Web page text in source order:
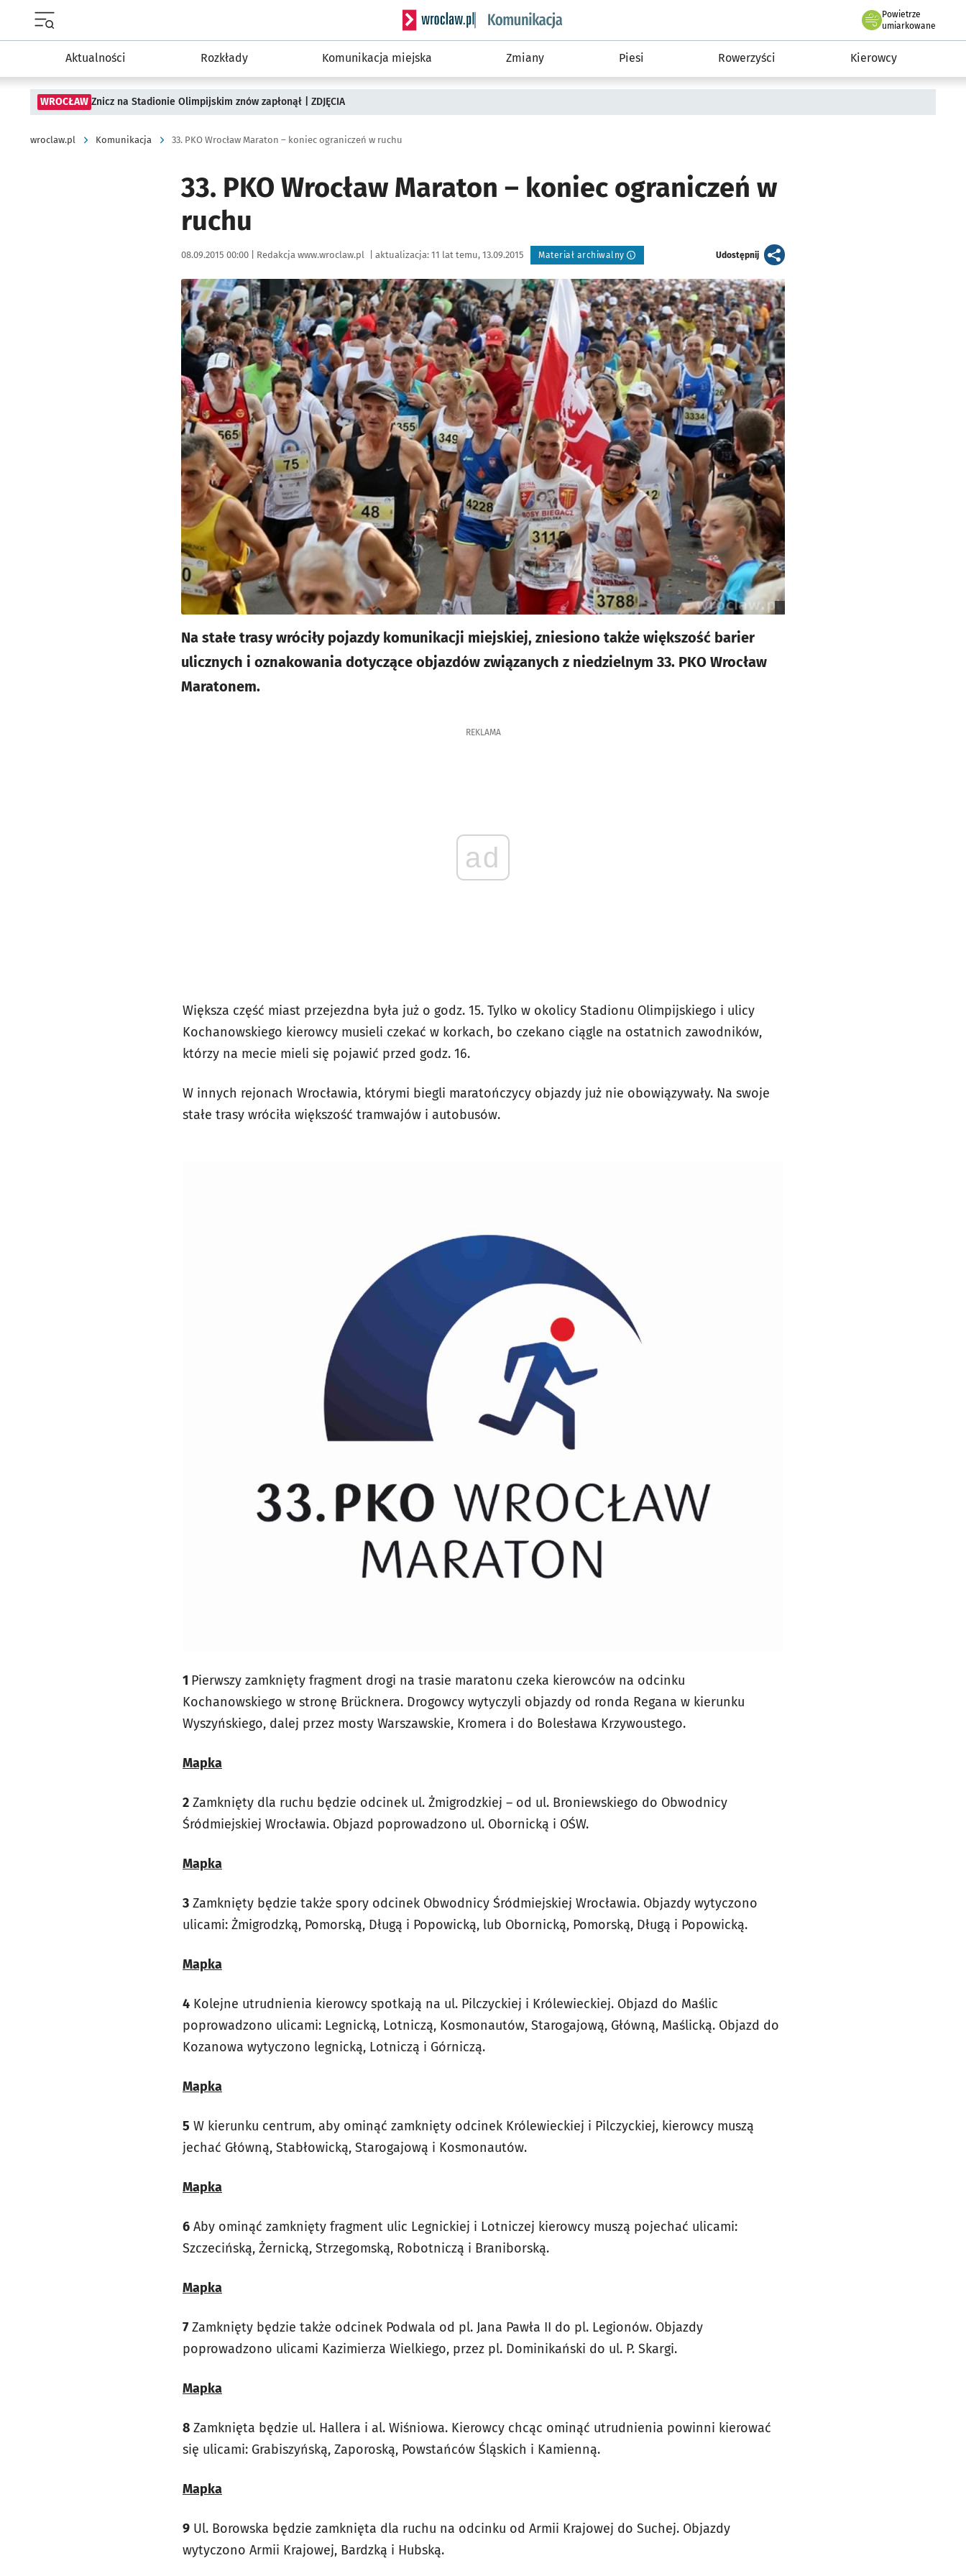
Serwis informacyjny wroclaw.pl podserwis: Komunikacja
Powietrze
we Wrocławiu
umiarkowane
Aktualności Rozkłady Komunikacja miejska Zmiany Piesi Rowerzyści Kierowcy
WROCŁAW Znicz na Stadionie Olimpijskim znów zapłonął | ZDJĘCIA
wroclaw.pl Komunikacja 33. PKO Wrocław Maraton – koniec ograniczeń w ruchu
33. PKO Wrocław Maraton – koniec ograniczeń w
ruchu
Data publikacji:
08.09.2015 00:00 | Autor:
Redakcja www.wroclaw.pl aktualizacja: 11 lat temu, 13.09.2015 Materiał archiwalny Udostępnijartykuł
Kliknij, aby powiększyć
Na stałe trasy wróciły pojazdy komunikacji miejskiej, zniesiono także większość barier
ulicznych i oznakowania dotyczące objazdów związanych z niedzielnym 33. PKO Wrocław
Maratonem.
REKLAMA
ad
Większa część miast przejezdna była już o godz. 15. Tylko w okolicy Stadionu Olimpijskiego i ulicy
Kochanowskiego kierowcy musieli czekać w korkach, bo czekano ciągle na ostatnich zawodników,
którzy na mecie mieli się pojawić przed godz. 16.
W innych rejonach Wrocławia, którymi biegli maratończycy objazdy już nie obowiązywały. Na swoje
stałe trasy wróciła większość tramwajów i autobusów.
1 Pierwszy zamknięty fragment drogi na trasie maratonu czeka kierowców na odcinku
Kochanowskiego w stronę Brücknera. Drogowcy wytyczyli objazdy od ronda Regana w kierunku
Wyszyńskiego, dalej przez mosty Warszawskie, Kromera i do Bolesława Krzywoustego.
Mapka
2 Zamknięty dla ruchu będzie odcinek ul. Żmigrodzkiej – od ul. Broniewskiego do Obwodnicy
Śródmiejskiej Wrocławia. Objazd poprowadzono ul. Obornicką i OŚW.
Mapka
3 Zamknięty będzie także spory odcinek Obwodnicy Śródmiejskiej Wrocławia. Objazdy wytyczono
ulicami: Żmigrodzką, Pomorską, Długą i Popowicką, lub Obornicką, Pomorską, Długą i Popowicką.
Mapka
4 Kolejne utrudnienia kierowcy spotkają na ul. Pilczyckiej i Królewieckiej. Objazd do Maślic
poprowadzono ulicami: Legnicką, Lotniczą, Kosmonautów, Starogajową, Główną, Maślicką. Objazd do
Kozanowa wytyczono legnicką, Lotniczą i Górniczą.
Mapka
5 W kierunku centrum, aby ominąć zamknięty odcinek Królewieckiej i Pilczyckiej, kierowcy muszą
jechać Główną, Stabłowicką, Starogajową i Kosmonautów.
Mapka
6 Aby ominąć zamknięty fragment ulic Legnickiej i Lotniczej kierowcy muszą pojechać ulicami:
Szczecińską, Żernicką, Strzegomską, Robotniczą i Braniborską.
Mapka
7 Zamknięty będzie także odcinek Podwala od pl. Jana Pawła II do pl. Legionów. Objazdy
poprowadzono ulicami Kazimierza Wielkiego, przez pl. Dominikański do ul. P. Skargi.
Mapka
8 Zamknięta będzie ul. Hallera i al. Wiśniowa. Kierowcy chcąc ominąć utrudnienia powinni kierować
się ulicami: Grabiszyńską, Zaporoską, Powstańców Śląskich i Kamienną.
Mapka
9 Ul. Borowska będzie zamknięta dla ruchu na odcinku od Armii Krajowej do Suchej. Objazdy
wytyczono Armii Krajowej, Bardzką i Hubską.